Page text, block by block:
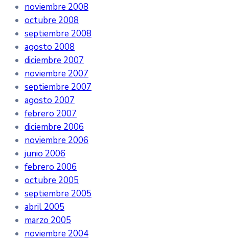
noviembre 2008
octubre 2008
septiembre 2008
agosto 2008
diciembre 2007
noviembre 2007
septiembre 2007
agosto 2007
febrero 2007
diciembre 2006
noviembre 2006
junio 2006
febrero 2006
octubre 2005
septiembre 2005
abril 2005
marzo 2005
noviembre 2004